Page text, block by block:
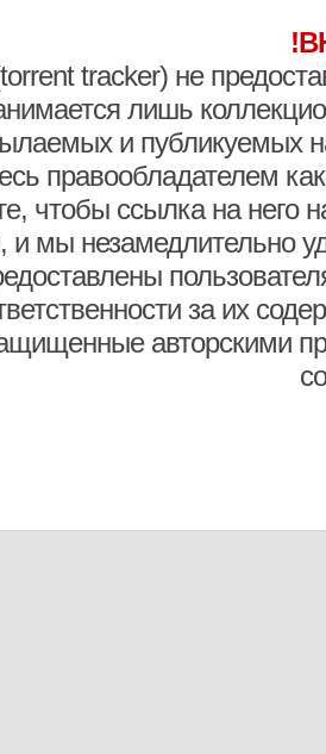
tracker) не
лишь
и публикуемых
правообладателем
чтобы ссылка на него
и мы незамедлительно
за их
авторскими